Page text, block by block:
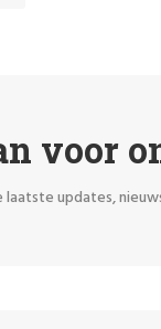
voor
updates,